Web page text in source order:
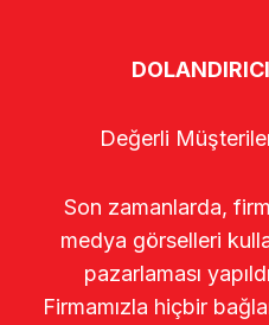
Değerli
Son zamanlarda,
medya görselleri
pazarlaması
Firmamızla hiçbir